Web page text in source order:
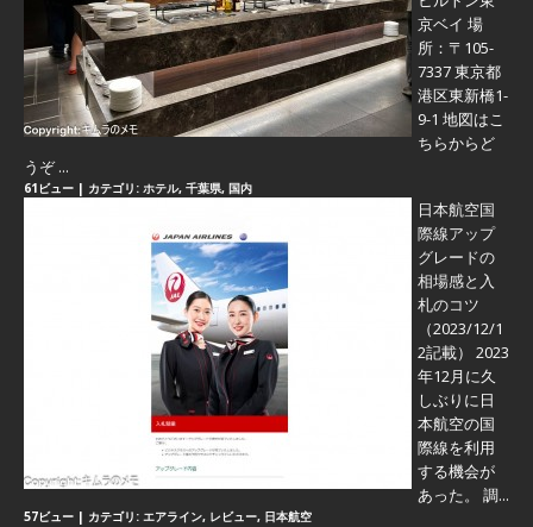
京ベイ 場
所：〒105-
7337 東京都
港区東新橋1-
9-1 地図はこ
ちらからど
うぞ ...
61ビュー | カテゴリ: ホテル, 千葉県, 国内
日本航空国
際線アップ
グレードの
相場感と入
札のコツ
（2023/12/1
2記載） 2023
年12月に久
しぶりに日
本航空の国
際線を利用
する機会が
あった。 調...
57ビュー | カテゴリ: エアライン, レビュー, 日本航空